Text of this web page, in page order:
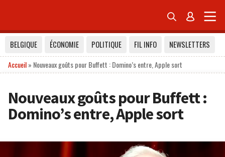
 
BELGIQUE ÉCONOMIE POLITIQUE FIL INFO
NEWSLETTERS
Accueil» Nouveaux goûts pour Buffett : Domino’s entre, Apple sort
Nouveaux goûts pour Buffett :
Domino’s entre, Apple sort